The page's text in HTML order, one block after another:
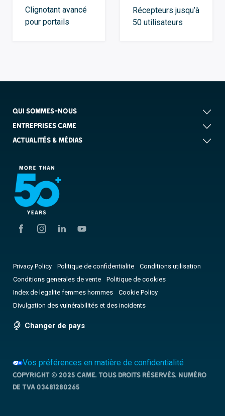
Clignotant avancé
pour portails
Récepteurs jusqu’à
50 utilisateurs
QUI SOMMES-NOUS
ENTREPRISES CAME
ACTUALITÉS & MÉDIAS
Privacy Policy Politique de confidentialite
Conditions utilisation
Conditions generales de vente
Politique de cookies
Index de legalite femmes hommes
Cookie Policy
Divulgation des vulnérabilités et des incidents
Changer de pays
Vos préférences en matière de confidentialité
Copyright © 2025 CAME. Tous droits réservés. NUMÉRO
DE TVA 03481280265